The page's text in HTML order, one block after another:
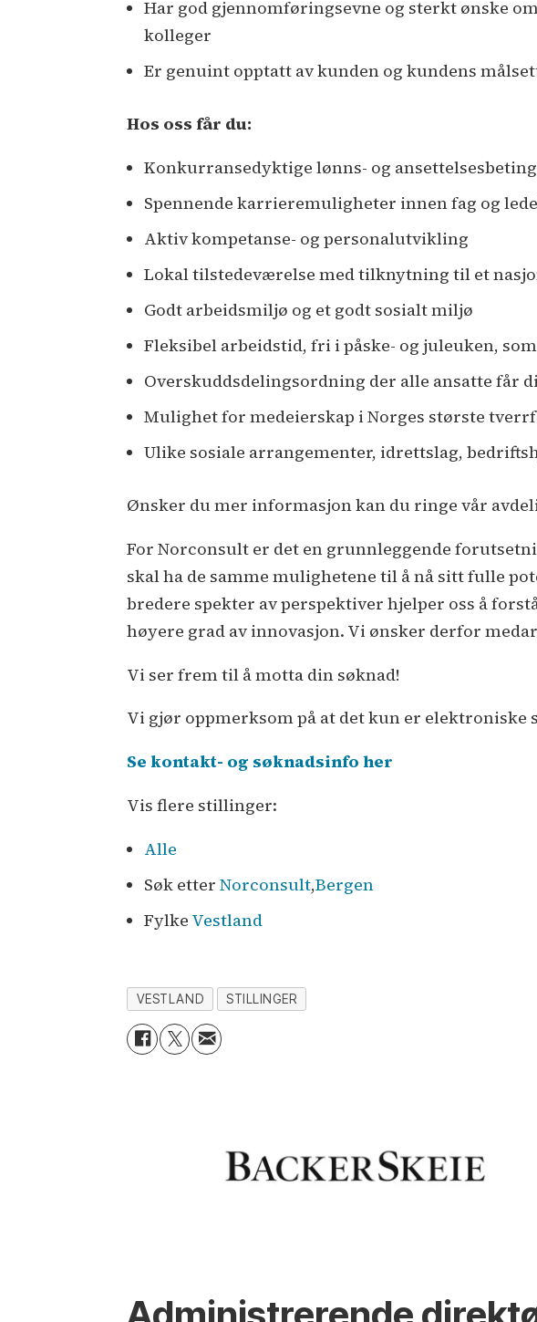
Har god gjennomføringsevne og sterkt ønske
kolleger
Er genuint opptatt av kunden og kundens
Hos oss får du:
Konkurransedyktige lønns- og
Spennende karrieremuligheter innen fag og
Aktiv kompetanse- og personalutvikling
Lokal tilstedeværelse med tilknytning til et
Godt arbeidsmiljø og et godt sosialt miljø
Fleksibel arbeidstid, fri i påske- og juleuken,
Overskuddsdelingsordning der alle ansatte får
Mulighet for medeierskap i Norges største
Ulike sosiale arrangementer, idrettslag,
Ønsker du mer informasjon kan du ringe vår
For Norconsult er det en grunnleggende
skal ha de samme mulighetene til å nå sitt fulle
bredere spekter av perspektiver hjelper oss å
høyere grad av innovasjon. Vi ønsker derfor
Vi ser frem til å motta din søknad!
Vi gjør oppmerksom på at det kun er elektroniske
Se kontakt- og søknadsinfo her
Vis flere stillinger:
Alle
Søk etter Norconsult,Bergen
Fylke Vestland
VESTLAND STILLINGER